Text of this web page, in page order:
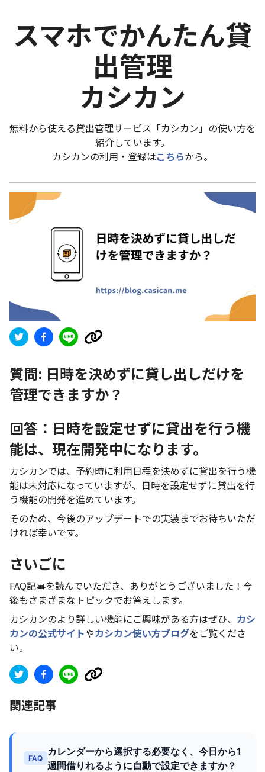
スマホでかんたん貸
出管理
カシカン
無料から使える貸出管理サービス「カシカン」の使い方を
紹介しています。
カシカンの利用・登録はこちらから。
質問: 日時を決めずに貸し出しだけを
管理できますか？
回答：日時を設定せずに貸出を行う機
能は、現在開発中になります。
カシカンでは、予約時に利用日程を決めずに貸出を行う機
能は未対応になっていますが、日時を設定せずに貸出を行
う機能の開発を進めています。
そのため、今後のアップデートでの実装までお待ちいただ
ければ幸いです。
さいごに
FAQ記事を読んでいただき、ありがとうございました！今
後もさまざまなトピックでお答えします。
カシカンのより詳しい機能にご興味がある方はぜひ、 カシ
カンの公式サイトやカシカン使い方ブログをご覧くださ
い。
関連記事
FAQ
カレンダーから選択する必要なく、今日から1
週間借りれるように自動で設定できますか？